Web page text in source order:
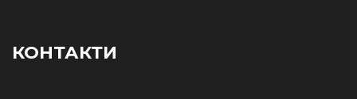
КОНТАКТИ